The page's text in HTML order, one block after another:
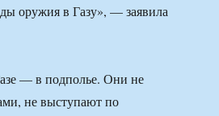
оружия в Газу», — заявила
— в подполье. Они не
не выступают по